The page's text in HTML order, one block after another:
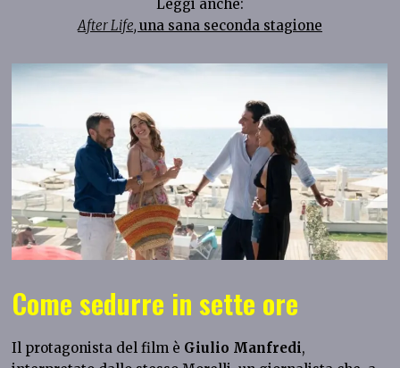
Leggi anche:
After Life, una sana seconda stagione
Come sedurre in sette ore
Il protagonista del film è Giulio Manfredi,